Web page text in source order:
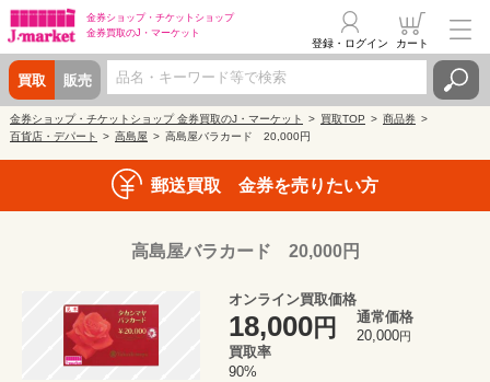
金券ショップ・ チケットショップ
金券買取のJ・マーケット
買取 販売
登録・ログイン カート
金券ショップ・チケットショップ 金券買取のJ・マーケット 買取TOP
商品券
百貨店・デパート
高島屋 高島屋バラカード 20,000円
郵送買取 金券を売りたい方
高島屋バラカード 20,000円
オンライン買取価格
18,000円
通常価格
20,000円
買取率
90%